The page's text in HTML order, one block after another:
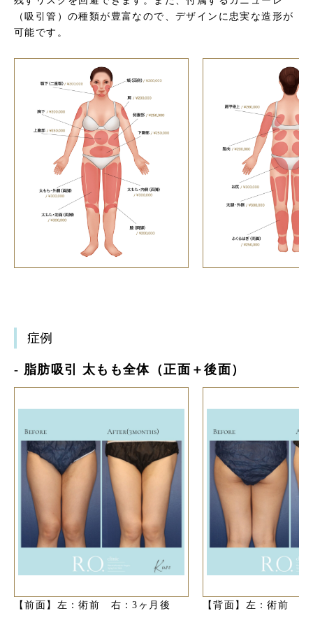
（吸引管）の種類が豊富なので、デザインに忠実な造形が
可能です。
症例
- 脂肪吸引 太もも全体（正面＋後面）
【前面】左：術前 右：3ヶ月後 【背面】左：術前 右